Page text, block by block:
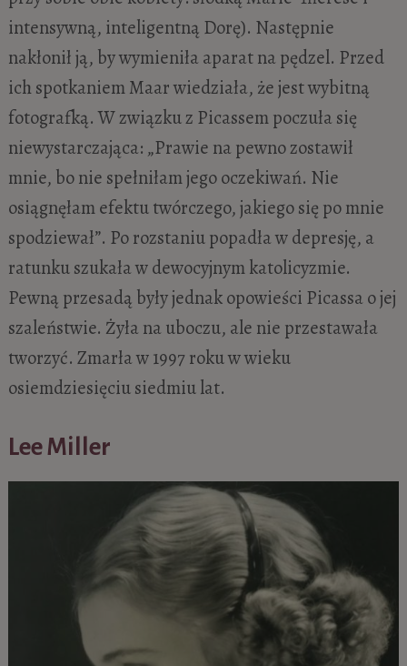
intensywną, inteligentną Dorę). Następnie
nakłonił ją, by wymieniła aparat na pędzel. Przed
ich spotkaniem Maar wiedziała, że jest wybitną
fotografką. W związku z Picassem poczuła się
niewystarczająca: „Prawie na pewno zostawił
mnie, bo nie spełniłam jego oczekiwań. Nie
osiągnęłam efektu twórczego, jakiego się po mnie
spodziewał”. Po rozstaniu popadła w depresję, a
ratunku szukała w dewocyjnym katolicyzmie.
Pewną przesadą były jednak opowieści Picassa o jej
szaleństwie. Żyła na uboczu, ale nie przestawała
tworzyć. Zmarła w 1997 roku w wieku
osiemdziesięciu siedmiu lat.
Lee Miller